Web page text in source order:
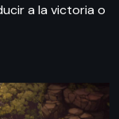
a la victoria o